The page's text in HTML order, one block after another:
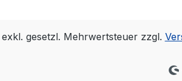
gesetzl. Mehrwertsteuer zzgl.